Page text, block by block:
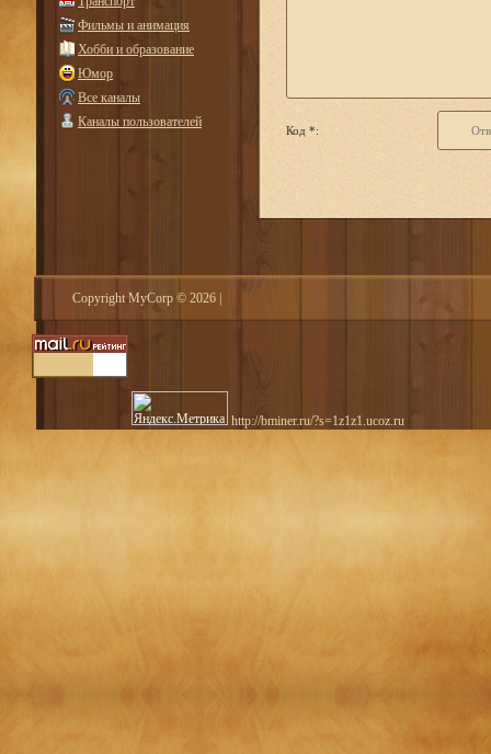
Фильмы и анимация
Хобби и образование
Юмор
Все каналы
Каналы пользователей
Код *:
Copyright MyCorp © 2026
http://bminer.ru/?s=1z1z1.ucoz.ru